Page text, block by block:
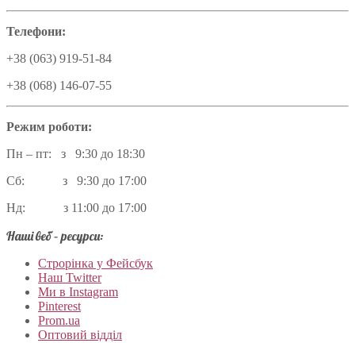
Телефони:
+38 (063) 919-51-84
+38 (068) 146-07-55
Режим роботи:
Пн – пт: з 9:30 до 18:30
Сб: з 9:30 до 17:00
Нд: з 11:00 до 17:00
Наші веб – ресурси:
Строрінка у Фейсбук
Наш Twitter
Ми в Instagram
Pinterest
Prom.ua
Оптовий відділ